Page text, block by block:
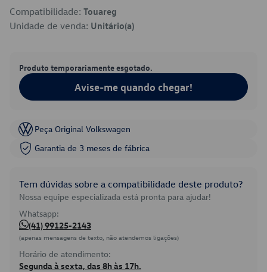
Compatibilidade: Touareg
Unidade de venda: Unitário(a)
Produto temporariamente esgotado.
Avise-me quando chegar!
Peça Original Volkswagen
Garantia de 3 meses de fábrica
Tem dúvidas sobre a compatibilidade deste produto?
Nossa equipe especializada está pronta para ajudar!
Whatsapp:
(41) 99125-2143
(apenas mensagens de texto, não atendemos ligações)
Horário de atendimento:
Segunda à sexta, das 8h às 17h.